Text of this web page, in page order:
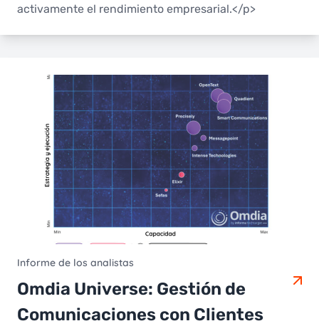
activamente el rendimiento empresarial.</p>
Informe de los analistas
Omdia Universe: Gestión de
Comunicaciones con Clientes